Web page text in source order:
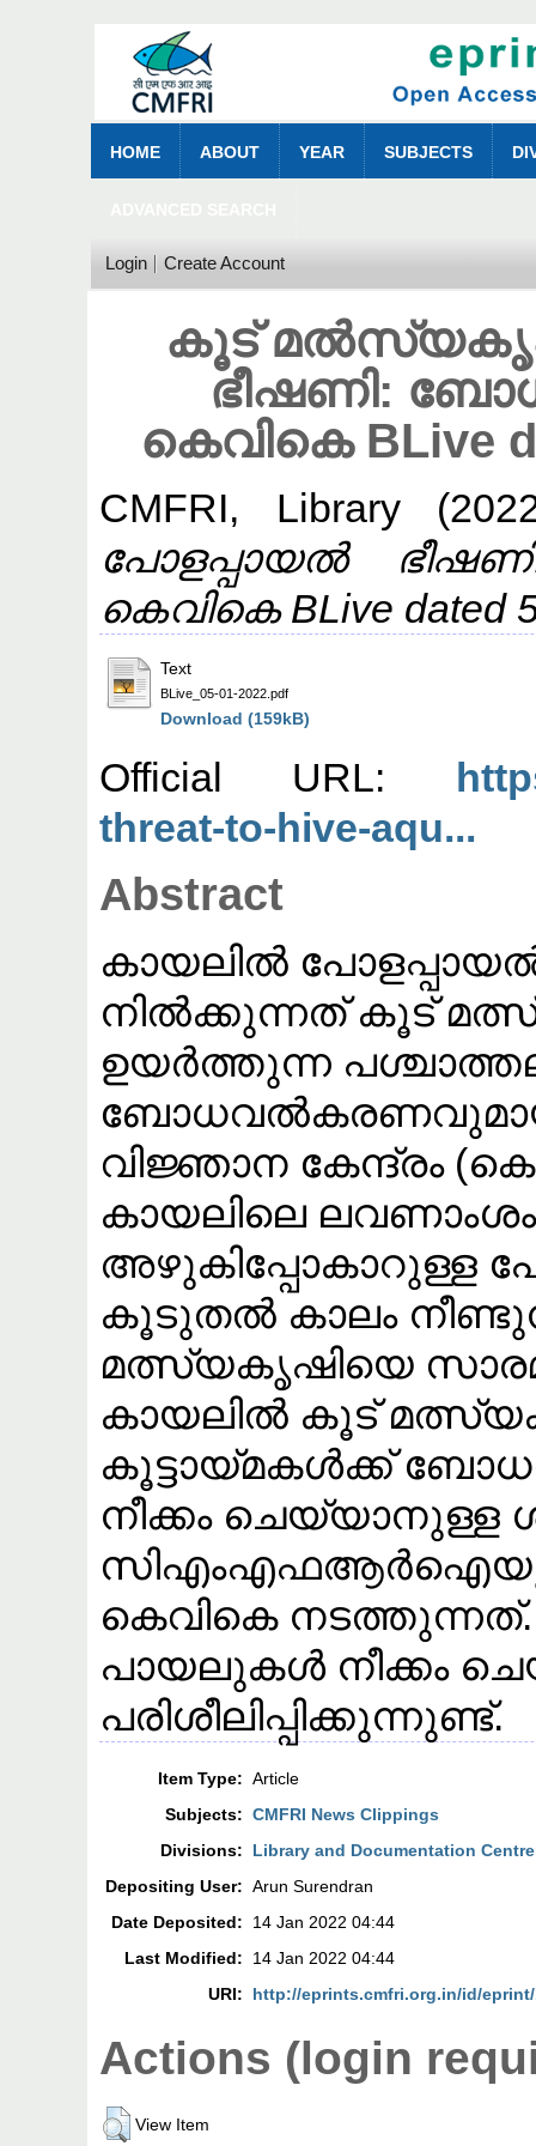
HOME ABOUT YEAR SUBJECTS
Login Create Account
കൂട്
ഭീഷണി:
കെവികെ BLive
CMFRI, Library
പോളപ്പായൽ
കെവികെ BLive dated
Text
BLive_05-01-2022.pdf
Download (159kB)
Official URL:
threat-to-hive-aqu...
Abstract
കായലിൽ
നിൽക്കുന്നത് കൂട്
ഉയർത്തുന്ന
വിജ്ഞാന കേന്ദ്രം
കായലിലെ
അഴുകിപ്പോകാറുള്ള
കൂടുതൽ കാലം
മത്സ്യകൃഷിയെ
കായലിൽ കൂട്
കൂട്ടായ്മകൾക്ക്
നീക്കം ചെയ്യാനുള്ള
സിഎംഎഫആർഐയുടെ
കെവികെ
പായലുകൾ നീക്കം
പരിശീലിപ്പിക്കുന്നുണ്ട്.
Item Type: Article
Subjects: CMFRI News Clippings
Divisions:
Library and Documentation Centre
Depositing User: Arun Surendran
Date Deposited:
14 Jan 2022 04:44
Last Modified:
14 Jan 2022 04:44
URI:
http://eprints.cmfri.org.in/id/eprint/
Actions (login
View Item